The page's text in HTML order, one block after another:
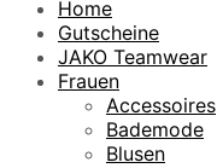
Home
Gutscheine
JAKO Teamwear
Frauen
Accessoires
Bademode
Blusen